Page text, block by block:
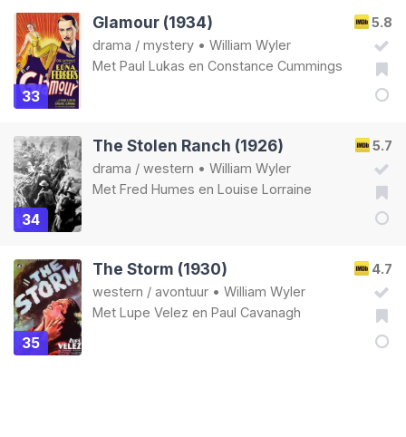
33
5.8
Glamour (1934)
drama / mystery • William Wyler
Met Paul Lukas en Constance Cummings
34
5.7
The Stolen Ranch (1926)
drama / western • William Wyler
Met Fred Humes en Louise Lorraine
35
4.7
The Storm (1930)
western / avontuur • William Wyler
Met Lupe Velez en Paul Cavanagh